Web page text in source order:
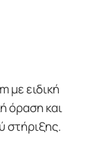
με ειδική
όραση και
στήριξης.